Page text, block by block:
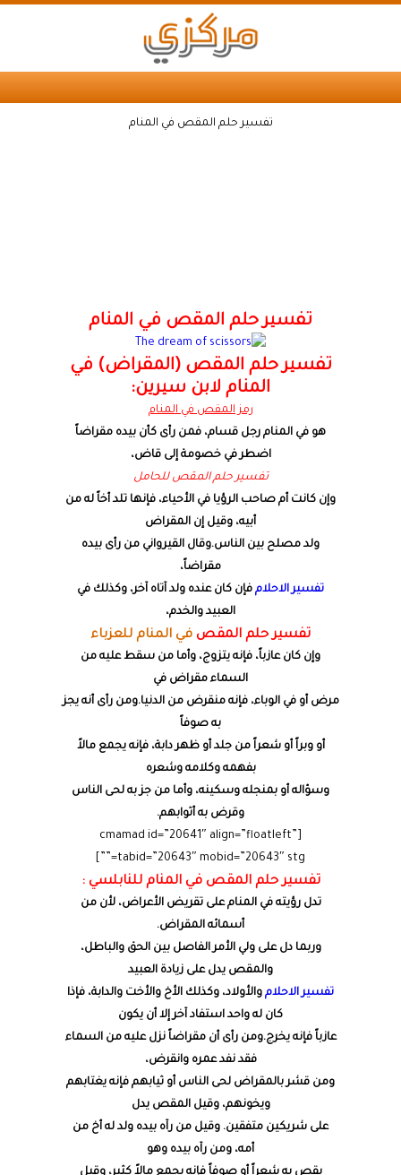
تفسير حلم المقص في المنام
تفسير حلم المقص في المنام
تفسير حلم المقص (المقراض) في
المنام لابن سيرين:
رمز المقص في المنام
هو في المنام رجل قسام، فمن رأى كأن بيده مقراضاً
اضطر في خصومة إلى قاض،
تفسير حلم المقص للحامل
وإن كانت أم صاحب الرؤيا في الأحياء، فإنها تلد أخاً له من
أبيه، وقيل إن المقراض
ولد مصلح بين الناس.وقال القيرواني من رأى بيده
مقراضاً،
تفسير الاحلام فإن كان عنده ولد آتاه آخر، وكذلك في
العبيد والخدم،
تفسير حلم المقص في المنام للعزباء
وإن كان عازباً، فإنه يتزوج، وأما من سقط عليه من
السماء مقراض في
مرض أو في الوباء، فإنه منقرض من الدنيا.ومن رأى أنه يجز
به صوفاً
أو وبراً أو شعراً من جلد أو ظهر دابة، فإنه يجمع مالاً
بفهمه وكلامه وشعره
وسؤاله أو بمنجله وسكينه، وأما من جز به لحى الناس
وقرض به أثوابهم.
[cmamad id=”20641″ align=”floatleft”
tabid=”20643″ mobid=”20643″ stg=””]
تفسير حلم المقص في المنام للنابلسي :
تدل رؤيته في المنام على تقريض الأعراض، لأن من
أسمائه المقراض.
وربما دل على ولي الأمر الفاصل بين الحق والباطل،
والمقص يدل على زيادة العبيد
تفسير الاحلام والأولاد، وكذلك الأخ والأخت والدابة، فإذا
كان له واحد استفاد آخر إلا أن يكون
عازباً فإنه يخرج.ومن رأى أن مقراضاً نزل عليه من السماء
فقد نفد عمره وانقرض،
ومن قشر بالمقراض لحى الناس أو ثيابهم فإنه يغتابهم
ويخونهم، وقيل المقص يدل
على شريكين متفقين. وقيل من رآه بيده ولد له أخ من
أمه، ومن رآه بيده وهو
يقص به شعراً أو صوفاً فإنه يجمع مالاً كثير، وقيل